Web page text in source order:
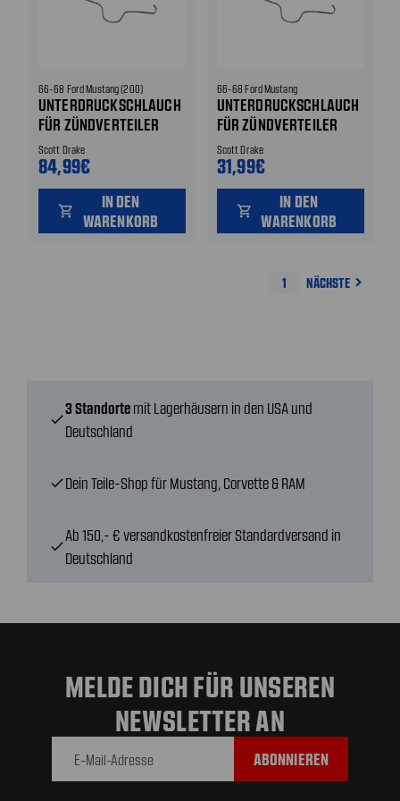
66-68 Ford Mustang (200)
UNTERDRUCKSCHLAUCH
FÜR ZÜNDVERTEILER
Scott Drake
84,99€
shopping_cart
IN DEN
WARENKORB
66-68 Ford Mustang
UNTERDRUCKSCHLAUCH
FÜR ZÜNDVERTEILER
Scott Drake
31,99€
shopping_cart
IN DEN
WARENKORB
1 NÄCHSTE navigate_next
check
3 Standorte mit Lagerhäusern in den USA und
Deutschland
checkDein Teile-Shop für Mustang, Corvette & RAM
check
Ab 150,- € versandkostenfreier Standardversand in
Deutschland
MELDE DICH FÜR UNSEREN
NEWSLETTER AN